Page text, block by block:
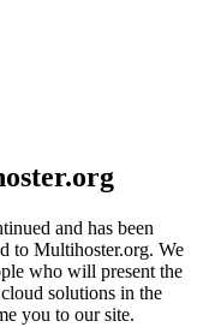
and has been
to Multihoster.org. We
who will present the
solutions in the
you to our site.